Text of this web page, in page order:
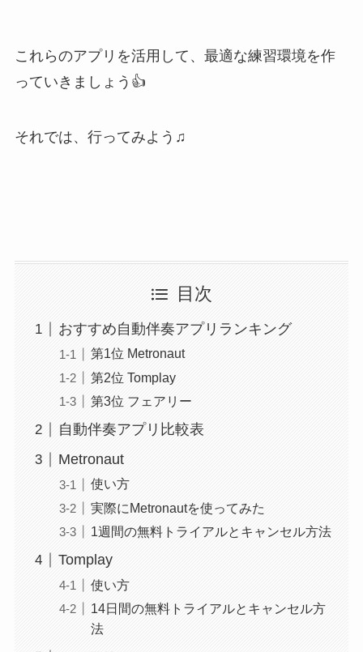
これらのアプリを活用して、最適な練習環境を作
っていきましょう👍
それでは、行ってみよう♫
目次
おすすめ自動伴奏アプリランキング
第1位 Metronaut
第2位 Tomplay
第3位 フェアリー
自動伴奏アプリ比較表
Metronaut
使い方
実際にMetronautを使ってみた
1週間の無料トライアルとキャンセル方法
Tomplay
使い方
14日間の無料トライアルとキャンセル方
法